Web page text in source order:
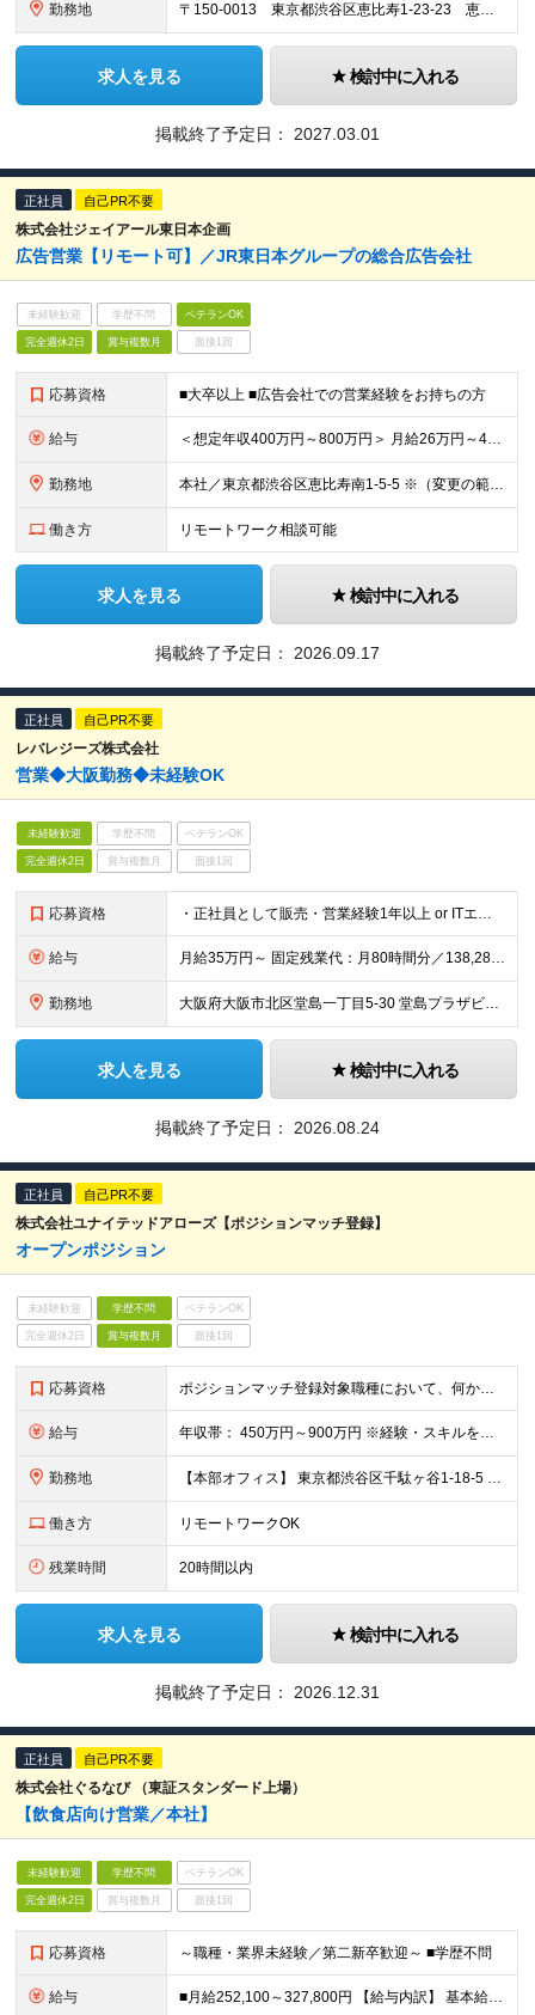
勤務地 〒150-0013 東京都渋谷区恵比寿1-23-23 恵比寿スクエア5階 ※転勤はありません。
求人を見る 検討中に入れる
掲載終了予定日： 2027.03.01
正社員 自己PR不要
株式会社ジェイアール東日本企画
広告営業【リモート可】／JR東日本グループの総合広告会社
未経験歓迎 学歴不問 ベテランOK
完全週休2日 賞与複数月 面接1回
応募資格 ■大卒以上 ■広告会社での営業経験をお持ちの方
給与 ＜想定年収400万円～800万円＞ 月給26万円～46万円 ※上記月給には固定残業手当（6万円～9万円/30時間分）を含みます。超過した時間外労働の残業時間代は追加支給します ※経験・能力を考慮の上、
勤務地 本社／東京都渋谷区恵比寿南1-5-5 ※（変更の範囲）上記を除く当社関連勤務地 【アクセス】 東京メトロ日比谷線「恵比寿駅」より徒歩1分
働き方 リモートワーク相談可能
求人を見る 検討中に入れる
掲載終了予定日： 2026.09.17
正社員 自己PR不要
レバレジーズ株式会社
営業◆大阪勤務◆未経験OK
未経験歓迎 学歴不問 ベテランOK
完全週休2日 賞与複数月 面接1回
応募資格 ・正社員として販売・営業経験1年以上 or ITエンジニア経験1年以上 (初等教諭、中学校教諭、高校教諭の免許状を保有し実務経験1年以上も可)
給与 月給35万円～ 固定残業代：月80時間分／138,285円を含み支給 ※給与支給額により変動、超過分別途支給 ※固定残業時間＝実残業時間ではありません ※試用期間6ヶ月あり（期間中は有給休暇なしとなり
勤務地 大阪府大阪市北区堂島一丁目5-30 堂島プラザビル7F/8F 変更の範囲：会社の定める事業所
求人を見る 検討中に入れる
掲載終了予定日： 2026.08.24
正社員 自己PR不要
株式会社ユナイテッドアローズ【ポジションマッチ登録】
オープンポジション
未経験歓迎 学歴不問 ベテランOK
完全週休2日 賞与複数月 面接1回
応募資格 ポジションマッチ登録対象職種において、何かしらの知識・経験を有する方 【活かせる経験・スキル】 ポジションマッチ登録対象職種に関連する知識・経験 ※該当ポジションが数多く存在する為、様々な経験が活か
給与 年収帯： 450万円～900万円 ※経験・スキルを考慮の上、決定します。
勤務地 【本部オフィス】 東京都渋谷区千駄ヶ谷1-18-5 ヒューリック将棋会館千駄ヶ谷ビル
働き方 リモートワークOK
残業時間 20時間以内
求人を見る 検討中に入れる
掲載終了予定日： 2026.12.31
正社員 自己PR不要
株式会社ぐるなび （東証スタンダード上場）
【飲食店向け営業／本社】
未経験歓迎 学歴不問 ベテランOK
完全週休2日 賞与複数月 面接1回
応募資格 ～職種・業界未経験／第二新卒歓迎～ ■学歴不問
給与 ■月給252,100～327,800円 【給与内訳】 基本給：218,000～291,000円 固定残業代：34,100～45,500円 ※20時間相当の残業代を事業場外手当として毎月固定支給（20